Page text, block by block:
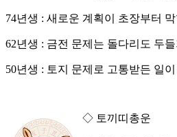
74년생 : 새로운 계획이 초장부터
62년생 : 금전 문제는 돌다리도 두
50년생 : 토지 문제로 고통받든 일
◇ 토끼띠총운